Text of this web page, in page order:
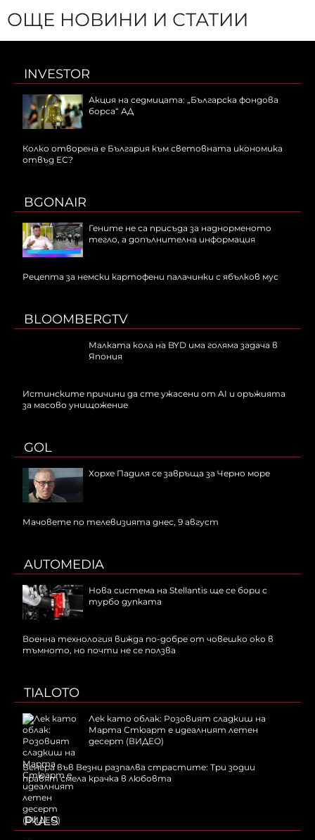
ОЩЕ НОВИНИ И СТАТИИ
INVESTOR
Акция на седмицата: „Българска фондова
борса“ АД
Колко отворена е България към световната икономика
отвъд ЕС?
BGONAIR
Гените не са присъда за наднорменото
тегло, а допълнителна информация
Рецепта за немски картофени палачинки с ябълков мус
BLOOMBERGTV
Малката кола на BYD има голяма задача в
Япония
Истинските причини да сте ужасени от AI и оръжията
за масово унищожение
GOL
Хорхе Падиля се завръща за Черно море
Мачовете по телевизията днес, 9 август
AUTOMEDIA
Нова система на Stellantis ще се бори с
турбо дупката
Военна технология вижда по-добре от човешко око в
тъмното, но почти не се ползва
TIALOTO
Лек като облак: Розовият сладкиш на
Марта Стюарт е идеалният летен
десерт (ВИДЕО)
Венера във Везни разпалва страстите: Три зодии
правят смела крачка в любовта
PULS